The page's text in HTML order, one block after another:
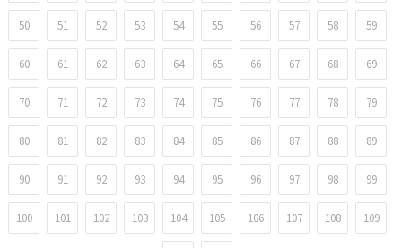
50 51 52 53 54 55 56 57 58 59
60 61 62 63 64 65 66 67 68 69
70 71 72 73 74 75 76 77 78 79
80 81 82 83 84 85 86 87 88 89
90 91 92 93 94 95 96 97 98 99
100 101 102 103 104 105 106 107 108 109